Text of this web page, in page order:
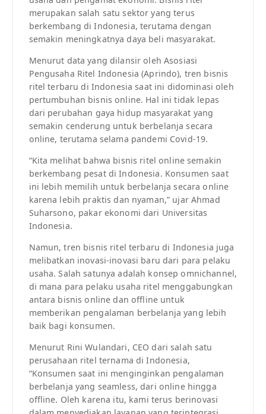
merupakan salah satu sektor yang terus
berkembang di Indonesia, terutama dengan
semakin meningkatnya daya beli masyarakat.
Menurut data yang dilansir oleh Asosiasi
Pengusaha Ritel Indonesia (Aprindo), tren bisnis
ritel terbaru di Indonesia saat ini didominasi oleh
pertumbuhan bisnis online. Hal ini tidak lepas
dari perubahan gaya hidup masyarakat yang
semakin cenderung untuk berbelanja secara
online, terutama selama pandemi Covid-19.
“Kita melihat bahwa bisnis ritel online semakin
berkembang pesat di Indonesia. Konsumen saat
ini lebih memilih untuk berbelanja secara online
karena lebih praktis dan nyaman,” ujar Ahmad
Suharsono, pakar ekonomi dari Universitas
Indonesia.
Namun, tren bisnis ritel terbaru di Indonesia juga
melibatkan inovasi-inovasi baru dari para pelaku
usaha. Salah satunya adalah konsep omnichannel,
di mana para pelaku usaha ritel menggabungkan
antara bisnis online dan offline untuk
memberikan pengalaman berbelanja yang lebih
baik bagi konsumen.
Menurut Rini Wulandari, CEO dari salah satu
perusahaan ritel ternama di Indonesia,
“Konsumen saat ini menginginkan pengalaman
berbelanja yang seamless, dari online hingga
offline. Oleh karena itu, kami terus berinovasi